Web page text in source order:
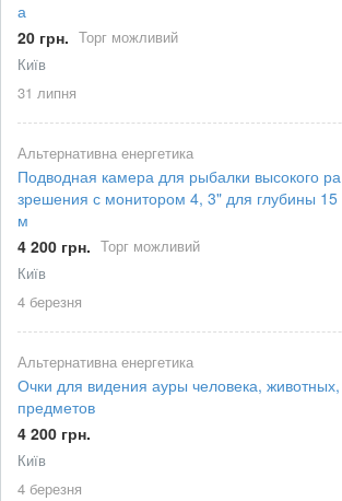
а
20 грн. Торг можливий
Київ
31 липня
Альтернативна енергетика
Подводная камера для рыбалки высокого ра
зрешения с монитором 4, 3" для глубины 15
м
4 200 грн. Торг можливий
Київ
4 березня
Альтернативна енергетика
Очки для видения ауры человека, животных,
предметов
4 200 грн.
Київ
4 березня